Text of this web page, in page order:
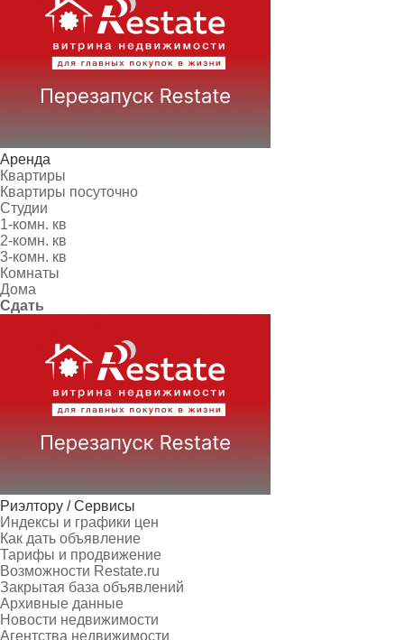
Аренда
Квартиры
Квартиры посуточно
Студии
1-комн. кв
2-комн. кв
3-комн. кв
Комнаты
Дома
Сдать
Риэлтору / Сервисы
Индексы и графики цен
Как дать объявление
Тарифы и продвижение
Возможности Restate.ru
Закрытая база объявлений
Архивные данные
Новости недвижимости
Агентства недвижимости